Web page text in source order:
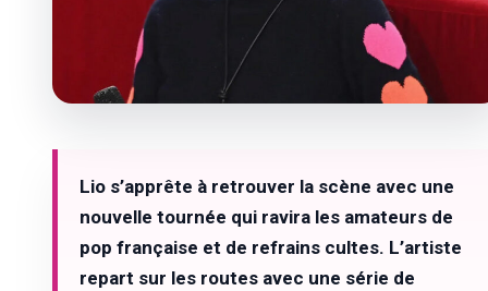
Lio s’apprête à retrouver la scène avec une
nouvelle tournée qui ravira les amateurs de
pop française et de refrains cultes. L’artiste
repart sur les routes avec une série de